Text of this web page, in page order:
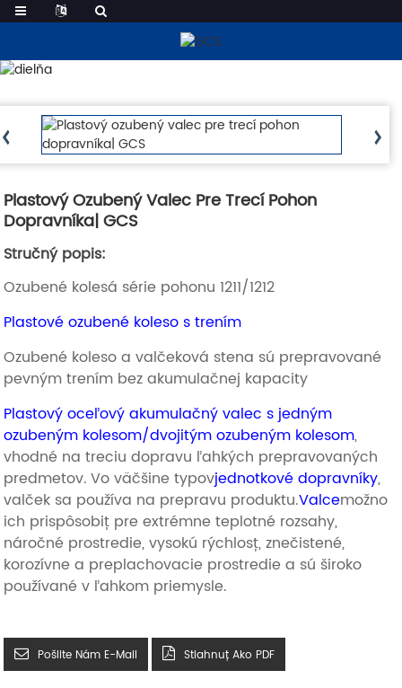
Produkty
Plastový Ozubený Valec Pre Trecí Pohon
Dopravníka| GCS
Stručný popis:
Ozubené kolesá série pohonu 1211/1212
Plastové ozubené koleso s trením
Ozubené koleso a valčeková stena sú prepravované
pevným trením bez akumulačnej kapacity
Plastový oceľový akumulačný valec s jedným
ozubeným kolesom/dvojitým ozubeným kolesom,
vhodné na treciu dopravu ľahkých prepravovaných
predmetov. Vo väčšine typovjednotkové dopravníky,
valček sa používa na prepravu produktu.Valcemožno
ich prispôsobiť pre extrémne teplotné rozsahy,
náročné prostredie, vysokú rýchlosť, znečistené,
korozívne a preplachovacie prostredie a sú široko
používané v ľahkom priemysle.
Pošlite Nám E-Mail Stiahnuť Ako PDF